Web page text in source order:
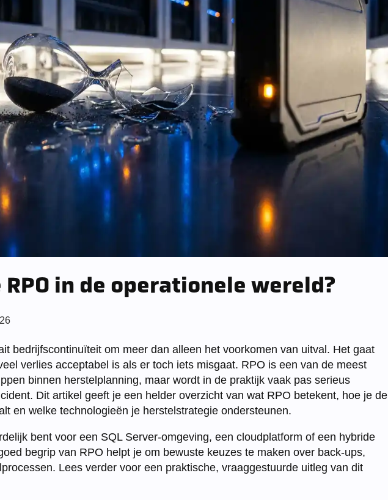
RPO in de operationele wereld?
bedrijfscontinuïteit om meer dan alleen het voorkomen van uitval. Het gaat
verlies acceptabel is als er toch iets misgaat. RPO is een van de meest
binnen herstelplanning, maar wordt in de praktijk vaak pas serieus
Dit artikel geeft je een helder overzicht van wat RPO betekent, hoe je de
en welke technologieën je herstelstrategie ondersteunen.
bent voor een SQL Server-omgeving, een cloudplatform of een hybride
begrip van RPO helpt je om bewuste keuzes te maken over back-ups,
Lees verder voor een praktische, vraaggestuurde uitleg van dit